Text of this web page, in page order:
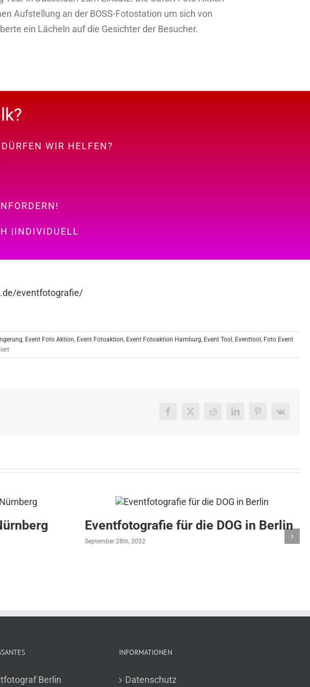
Aufstellung an der BOSS-Fotostation um sich von
ein Lächeln auf die Gesichter der Besucher.
WIR HELFEN?
|INDIVIDUELL
eventfotografie/
Event Foto Aktion Event Fotoaktion Event Fotoaktion Hamburg Event Tool Eventtool Foto Event
für
Sofortfotoaktion
Facebook
X Reddit LinkedInPinterest
Vk
Eventfotografie für die DOG in Berlin
September 28th, 2022
Berlin
INFORMATIONEN
Datenschutz